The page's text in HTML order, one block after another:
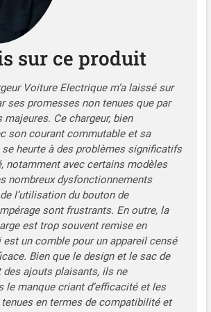
protéger votre voiture
la surchauffe, les
surintensités/sous-
courants, les fuites, les
courts-circuits, les
surtensions, les coups de
foudre, les dommages à la
terre, et plus encore. Avec
un indice d'étanchéité IP65
et une plage de température
de travail de -30℃ à 50℃,
il résistera à divers
environnements de charge
intérieurs et extérieurs et
aux diverses conditions
météorologiques extrêmes.
STURDY AND DURABLE : La
résistance aux chocs de
notre chargeur ev rating
sur ce produit
Voiture Electrique m’a laissé sur
ses promesses non tenues que par
Ce chargeur, bien
son courant commutable et sa
heurte à des problèmes significatifs
notamment avec certains modèles
nombreux dysfonctionnements
l’utilisation du bouton de
sont frustrants. En outre, la
est trop souvent remise en
un comble pour un appareil censé
Bien que le design et le sac de
ajouts plaisants, ils ne
le manque criant d’efficacité et les
en termes de compatibilité et